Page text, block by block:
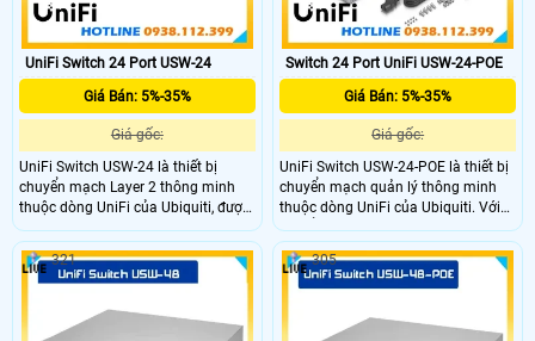
UniFi Switch 24 Port USW-24
Giá Bán: 5%-35%
Giá gốc:
UniFi Switch USW-24 là thiết bị
chuyển mạch Layer 2 thông minh
thuộc dòng UniFi của Ubiquiti, được
thiết kế dành cho các hệ thống
mạng doanh nghiệp. Thiết bị nổi bật
với khả năng quản lý tập trung qua
UniFi Controller, với khả năng tích
hợp nhiều thiết bị là giải pháp cực kì
tối ưu
Switch 24 Port UniFi USW-24-POE
Giá Bán: 5%-35%
Giá gốc:
UniFi Switch USW-24-POE là thiết bị
chuyển mạch quản lý thông minh
thuộc dòng UniFi của Ubiquiti. Với
24 cổng Gigabit Ethernet tích hợp
khả năng cấp nguồn PoE+, thiết bị
phù hợp cho các doanh nghiệp vừa
và nhỏ cần giải pháp mạng đồng
321 305